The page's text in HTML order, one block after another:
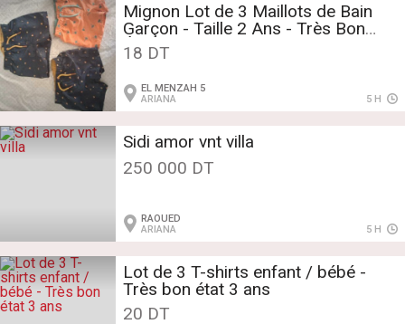
Mignon Lot de 3 Maillots de Bain
Garçon - Taille 2 Ans - Très Bon
État ! 🌴
18 DT
EL MENZAH 5
ARIANA
5 H
Sidi amor vnt villa
250 000 DT
RAOUED
ARIANA
5 H
​Lot de 3 T-shirts enfant / bébé -
Très bon état 3 ans
20 DT